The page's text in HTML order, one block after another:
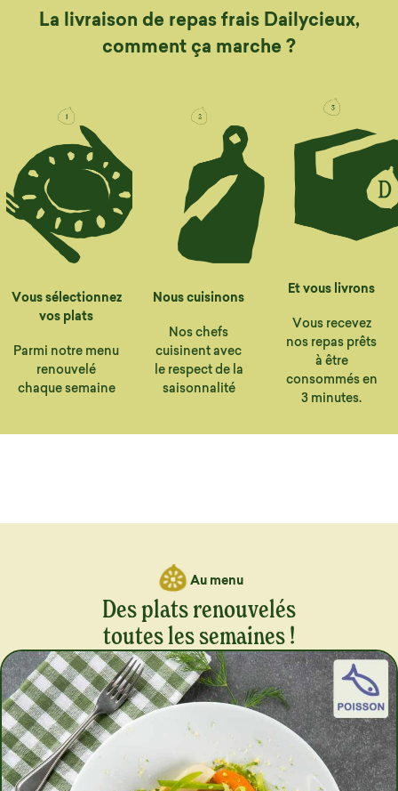
La livraison de repas frais Dailycieux,
comment ça marche ?
Vous sélectionnez
vos plats
Parmi notre menu
renouvelé
chaque semaine
Nous cuisinons
Nos chefs
cuisinent avec
le respect de la
saisonnalité
Et vous livrons
Vous recevez
nos repas prêts
à être
consommés en
3 minutes.
Au menu
Des plats renouvelés
toutes les semaines !